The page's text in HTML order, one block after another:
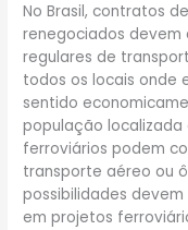
No Brasil, contratos
renegociados devem
regulares de
todos os locais onde
sentido
população localizada
ferroviários podem
transporte aéreo ou
possibilidades
em projetos